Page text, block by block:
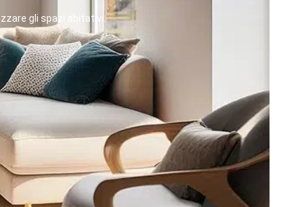
gli spazi abitativi.